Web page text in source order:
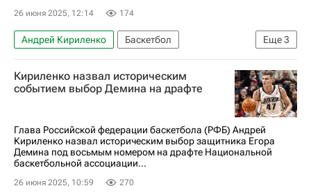
26 июня 2025, 12:14 174
Еще3
Андрей Кириленко
Баскетбол
Российская федерация баскетбола (РФБ)
НБА
Егор Демин
Кириленко назвал историческим
событием выбор Демина на драфте
Глава Российской федерации баскетбола (РФБ) Андрей
Кириленко назвал историческим выбор защитника Егора
Демина под восьмым номером на драфте Национальной
баскетбольной ассоциации...
26 июня 2025, 10:59 270